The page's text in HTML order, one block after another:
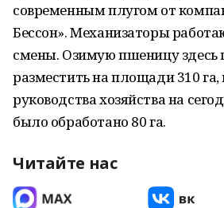
современным плугом от
Бессон». Механизаторы
смены. Озимую пшеницу здесь
разместить на площади 310
руководства хозяйства на
было обработано 80 га.
Читайте нас